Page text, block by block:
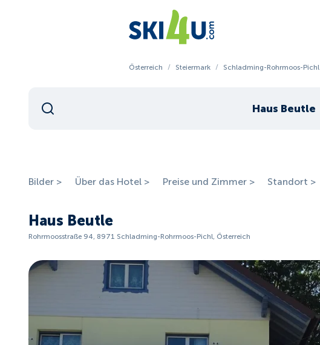
Österreich / Steiermark / Schladming-Rohrmoos-Pichl
Haus Beutle
Bilder > Über das Hotel > Preise und Zimmer > Standort >
Haus Beutle
Rohrmoosstraße 94, 8971 Schladming-Rohrmoos-Pichl, Österreich